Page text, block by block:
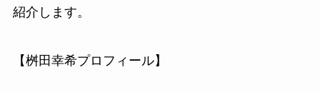
紹介します。
【桝田幸希プロフィール】